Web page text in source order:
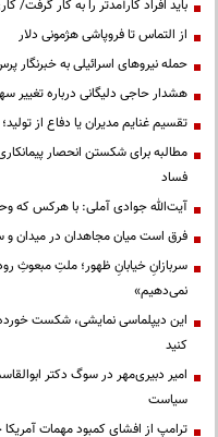
باید افراد کارآمدتر را به کار
از التماس تا فروپاشی هژمونی دلار
حمله نیروهای اسرائیلی به خبرنگار
هشدار حاجی دلیگانی درباره تغییر
تقسیم غنایم مدیران یا دفاع از
مطالبه برای شکستن انحصار
فساد
آیت‌الله جوادی آملی: با هرکس که
فرق است میان مجاهدان در میدان و
سربازانِ خیابانِ ظهور؛ ملتِ مبعوثِ
نمی‌دهیم»
این دیپلماسی نمایشی، شکست
کنید
امیر دبیری‌مهر در سوگ دکتر
سیاست
ترامپ از افشای کمبود مهمات